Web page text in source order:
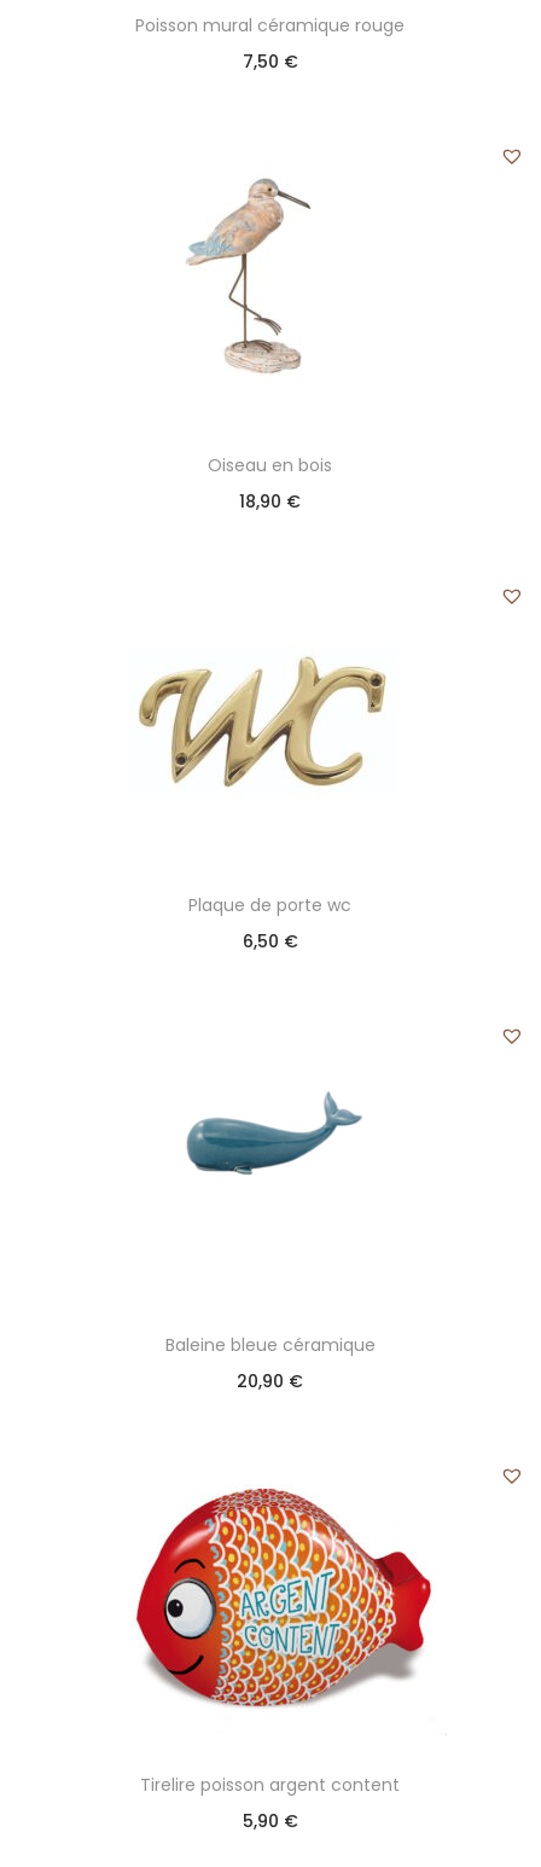
Poisson mural céramique rouge
7,50 €
Oiseau en bois
18,90 €
Plaque de porte wc
6,50 €
Baleine bleue céramique
20,90 €
Tirelire poisson argent content
5,90 €